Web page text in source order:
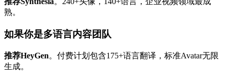
熟。
如果你是多语言内容团队
推荐HeyGen。付费计划包含175+语言翻译，标准Avatar无限
生成。